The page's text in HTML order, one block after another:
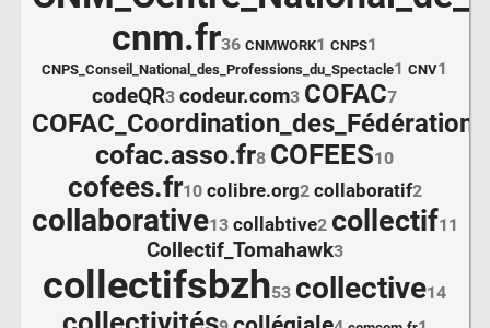
cnm.fr36 CNMWORK1 CNPS1
CNPS_Conseil_National_des_Professions_du_Spectacle1 CNV1
codeQR3 codeur.com3 COFAC7
cofac.asso.fr8 COFEES10
cofees.fr10 colibre.org2 collaboratif2
collaborative13 collabtive2 collectif11
Collectif_Tomahawk3
collectifsbzh53 collective14